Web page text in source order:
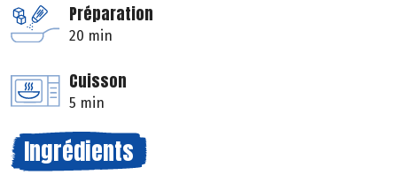
Préparation
20 min
Cuisson
5 min
Ingrédients